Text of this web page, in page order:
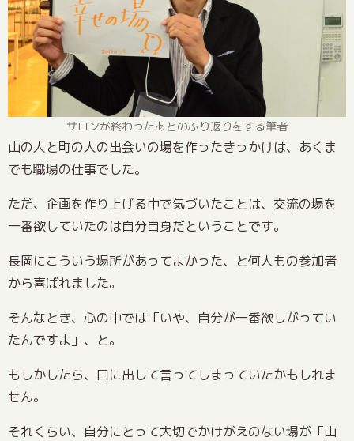
サロンが終わったあとのふり返りをする筆者
山の人と町の人の出会いの場を作ったきっかけは、あくま
でも職場の仕事でした。
ただ、企画を作り上げる中で気づいたことは、交流の場を
一番欲していたのは自分自身だということです。
長岡にこういう場所があってよかった、と何人もの参加者
から喜ばれました。
そんなとき、心の中では「いや、自分が一番欲しがってい
たんですよ」、と。
もしかしたら、口に出して言ってしまっていたかもしれま
せん。
それくらい、自分にとって大切でかけがえのない場が「山